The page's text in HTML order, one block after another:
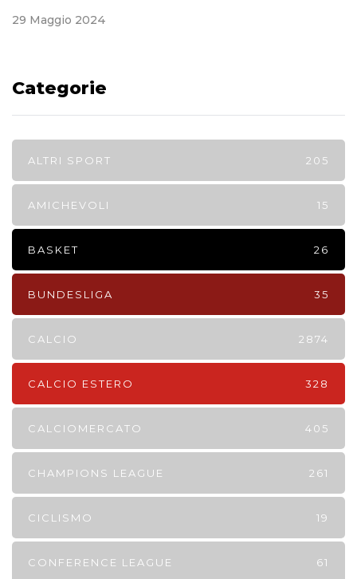
29 Maggio 2024
Categorie
ALTRI SPORT 205
AMICHEVOLI 15
BASKET 26
BUNDESLIGA 35
CALCIO 2874
CALCIO ESTERO 328
CALCIOMERCATO 405
CHAMPIONS LEAGUE 261
CICLISMO 19
CONFERENCE LEAGUE 61